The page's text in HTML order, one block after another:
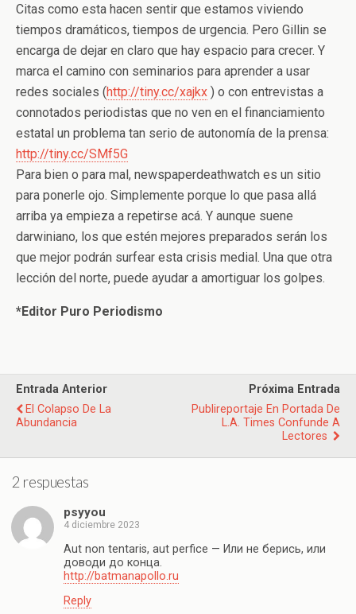
Citas como esta hacen sentir que estamos viviendo
tiempos dramáticos, tiempos de urgencia. Pero Gillin se
encarga de dejar en claro que hay espacio para crecer. Y
marca el camino con seminarios para aprender a usar
redes sociales (http://tiny.cc/xajkx ) o con entrevistas a
connotados periodistas que no ven en el financiamiento
estatal un problema tan serio de autonomía de la prensa:
http://tiny.cc/SMf5G
Para bien o para mal, newspaperdeathwatch es un sitio
para ponerle ojo. Simplemente porque lo que pasa allá
arriba ya empieza a repetirse acá. Y aunque suene
darwiniano, los que estén mejores preparados serán los
que mejor podrán surfear esta crisis medial. Una que otra
lección del norte, puede ayudar a amortiguar los golpes.
*Editor Puro Periodismo
Entrada Anterior
El Colapso De La
Abundancia
Próxima Entrada
Publireportaje En Portada De
L.A. Times Confunde A
Lectores
2 respuestas
psyyou
4 diciembre 2023
Aut non tentaris, aut perfice — Или не берись, или
доводи до конца.
http://batmanapollo.ru
Reply